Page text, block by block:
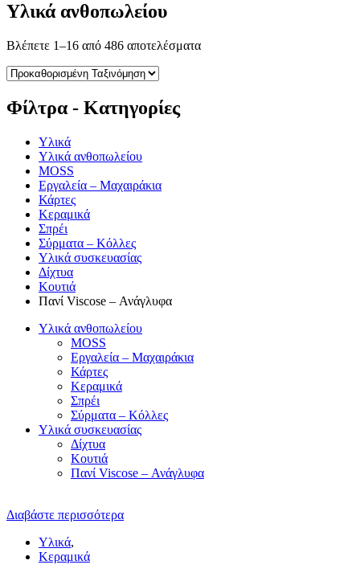
Υλικά ανθοπωλείου
Βλέπετε 1–16 από 486 αποτελέσματα
Φίλτρα - Κατηγορίες
Υλικά
Υλικά ανθοπωλείου
MOSS
Εργαλεία – Μαχαιράκια
Κάρτες
Κεραμικά
Σπρέι
Σύρματα – Κόλλες
Υλικά συσκευασίας
Δίχτυα
Κουτιά
Πανί Viscose – Ανάγλυφα
Υλικά ανθοπωλείου
MOSS
Εργαλεία – Μαχαιράκια
Κάρτες
Κεραμικά
Σπρέι
Σύρματα – Κόλλες
Υλικά συσκευασίας
Δίχτυα
Κουτιά
Πανί Viscose – Ανάγλυφα
Διαβάστε περισσότερα
Υλικά,
Κεραμικά